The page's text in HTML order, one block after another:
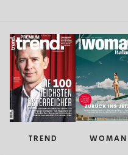
TREND WOMAN